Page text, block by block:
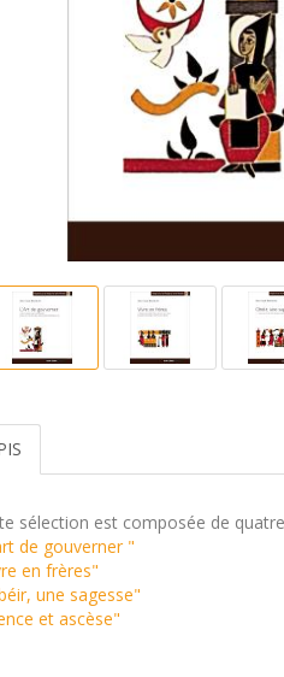
sélection est composée de
de gouverner "
en frères"
une sagesse"
et ascèse"